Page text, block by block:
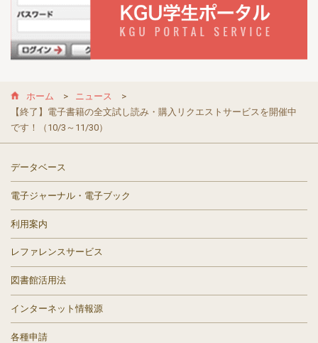
ホーム
ニュース
【終了】電子書籍の全文試し読み・購入リクエストサービスを開催中
です！（10/3～11/30）
データベース
電子ジャーナル・電子ブック
利用案内
レファレンスサービス
図書館活用法
インターネット情報源
各種申請